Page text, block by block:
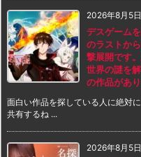
2026年8月5日
デスゲーム
のラストか
撃展開です
世界の謎を
の作品があり
面白い作品を探している人に絶対
共有するね ...
2026年8月5日